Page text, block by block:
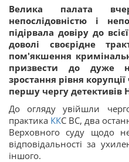
Велика палата
непослідовністю і
підірвала довіру до
доволі своєрідне
пом'якшення
призвести до дуже
зростання рівня
першу чергу детективів
До огляду увійшли
практика ККС ВС, два
Верховного суду щодо
відповідальності за
іншого.